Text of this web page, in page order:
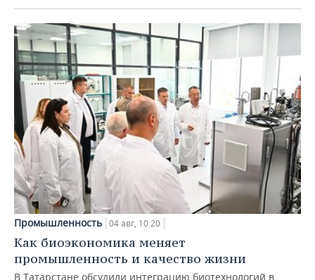
Промышленность 04 авг, 10:20
Как биоэкономика меняет
промышленность и качество жизни
В Татарстане обсудили интеграцию биотехнологий в